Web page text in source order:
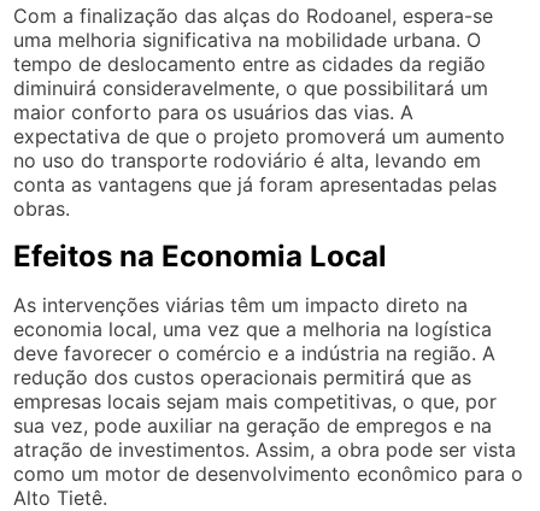
Com a finalização das alças do Rodoanel, espera-se
uma melhoria significativa na mobilidade urbana. O
tempo de deslocamento entre as cidades da região
diminuirá consideravelmente, o que possibilitará um
maior conforto para os usuários das vias. A
expectativa de que o projeto promoverá um aumento
no uso do transporte rodoviário é alta, levando em
conta as vantagens que já foram apresentadas pelas
obras.
Efeitos na Economia Local
As intervenções viárias têm um impacto direto na
economia local, uma vez que a melhoria na logística
deve favorecer o comércio e a indústria na região. A
redução dos custos operacionais permitirá que as
empresas locais sejam mais competitivas, o que, por
sua vez, pode auxiliar na geração de empregos e na
atração de investimentos. Assim, a obra pode ser vista
como um motor de desenvolvimento econômico para o
Alto Tietê.